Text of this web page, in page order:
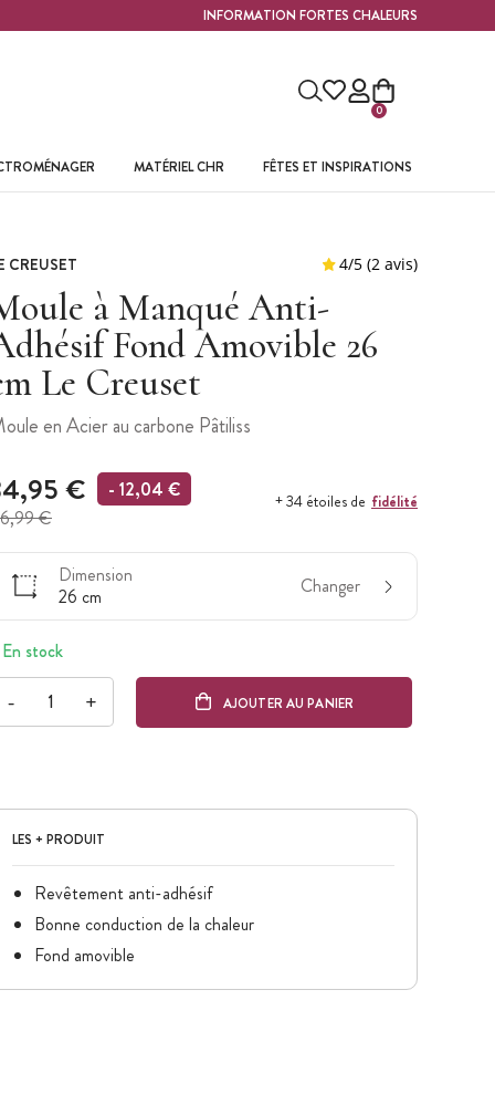
INFORMATION FORTES CHALEURS
0
MATÉRIEL CHR FÊTES ET INSPIRATIONS
CREUSET
à Manqué Anti-
Fond Amovible 26
Le Creuset
en Acier au carbone Pâtiliss
€
€
- 12,04 € + 34 étoiles de fidélité
Dimension
26 cm
Changer
En stock
- + AJOUTER AU PANIER
LES + PRODUIT
Revêtement anti-adhésif
Bonne conduction de la chaleur
Fond amovible